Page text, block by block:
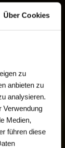
Über Cookies
zu
anbieten zu
analysieren.
Verwendung
Medien,
führen diese